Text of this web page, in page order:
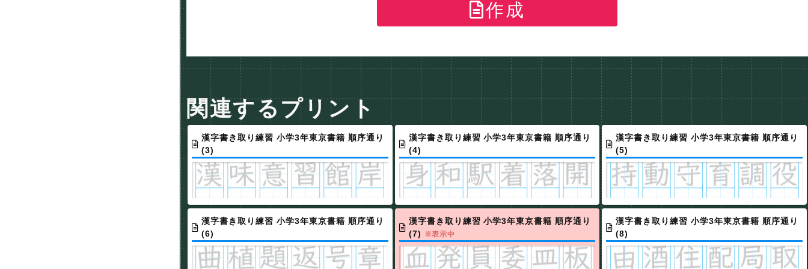
作成
関連するプリント
漢字書き取り練習 小学3年東京書籍 順序通り
(3)
漢字書き取り練習 小学3年東京書籍 順序通り
(4)
漢字書き取り練習 小学3年東京書籍 順序通り
(5)
漢字書き取り練習 小学3年東京書籍 順序通り
(6)
漢字書き取り練習 小学3年東京書籍 順序通り
(7) ※表示中
漢字書き取り練習 小学3年東京書籍 順序通り
(8)